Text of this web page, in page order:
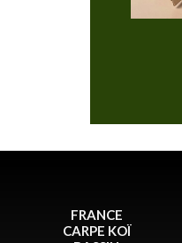
FRANCE
CARPE KOÏ